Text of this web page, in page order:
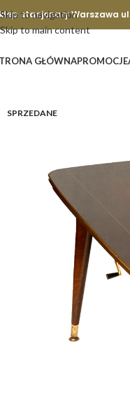
Skip to navigation
Skip to main content
stacjonary Warszawa
GŁÓWNAPROMOCJE
SPRZEDANE